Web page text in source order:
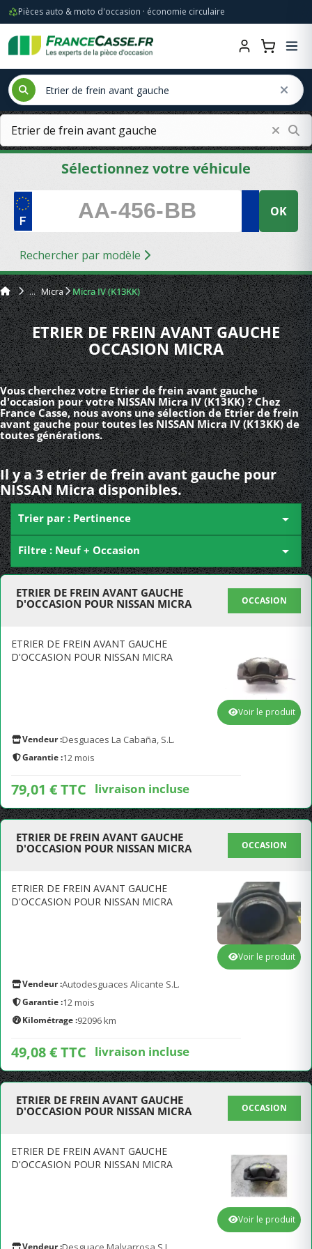
Pièces auto & moto d'occasion · économie circulaire
Sélectionnez votre véhicule
OK
Rechercher par modèle
Micra Micra IV (K13KK)
ETRIER DE FREIN AVANT GAUCHE
OCCASION MICRA
Vous cherchez votre Etrier de frein avant gauche
d'occasion pour votre NISSAN Micra IV (K13KK) ? Chez
France Casse, nous avons une sélection de Etrier de frein
avant gauche pour toutes les NISSAN Micra IV (K13KK) de
toutes générations.
Il y a 3 etrier de frein avant gauche pour
NISSAN Micra disponibles.
Trier par : Pertinence 
Filtre : Neuf + Occasion 
ETRIER DE FREIN AVANT GAUCHE
D'OCCASION POUR NISSAN MICRA
OCCASION
ETRIER DE FREIN AVANT GAUCHE
D'OCCASION POUR NISSAN MICRA
Vendeur :Desguaces La Cabaña, S.L.
Garantie :12 mois
79,01 € TTC livraison incluse
Voir le produit
ETRIER DE FREIN AVANT GAUCHE
D'OCCASION POUR NISSAN MICRA
OCCASION
ETRIER DE FREIN AVANT GAUCHE
D'OCCASION POUR NISSAN MICRA
Vendeur :Autodesguaces Alicante S.L.
Garantie :12 mois
Kilométrage :92096 km
49,08 € TTC livraison incluse
Voir le produit
ETRIER DE FREIN AVANT GAUCHE
D'OCCASION POUR NISSAN MICRA
OCCASION
ETRIER DE FREIN AVANT GAUCHE
D'OCCASION POUR NISSAN MICRA
Vendeur :
Voir le produit